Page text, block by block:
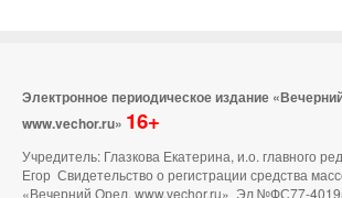
Электронное периодическое издание
www.vechor.ru» 16+
Учредитель: Глазкова Екатерина, и.о. главного
Егор Свидетельство о регистрации средства
«Вечерний Орел, www.vechor.ru» Эл №ФС77-